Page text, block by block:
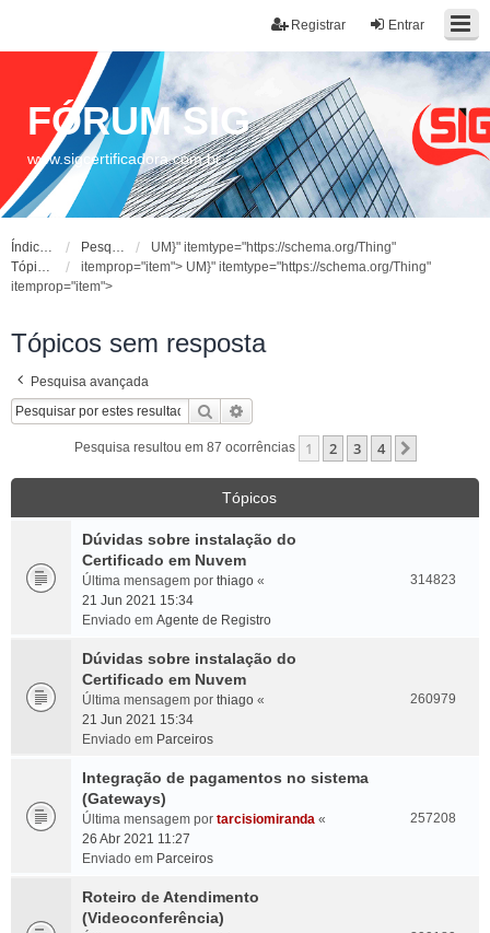
Entrar
Registrar
FÓRUM SIG
www.sigcertificadora.com.br
Índice do fórum Pesquisar
UM}" itemtype="https://schema.org/Thing"
itemprop="item">
Tópicos sem resposta
UM}" itemtype="https://schema.org/Thing"
itemprop="item">
Tópicos sem resposta
Pesquisa avançada
Pesquisar
Pesquisa resultou em 87 ocorrências 1 2 3 4
Tópicos
Dúvidas sobre instalação do
Certificado em Nuvem
Última mensagem por thiago «
21 Jun 2021 15:34
Enviado em Agente de Registro
314823
Dúvidas sobre instalação do
Certificado em Nuvem
Última mensagem por thiago «
21 Jun 2021 15:34
Enviado em Parceiros
260979
Integração de pagamentos no sistema
(Gateways)
Última mensagem por tarcisiomiranda «
26 Abr 2021 11:27
Enviado em Parceiros
257208
Roteiro de Atendimento
(Videoconferência)